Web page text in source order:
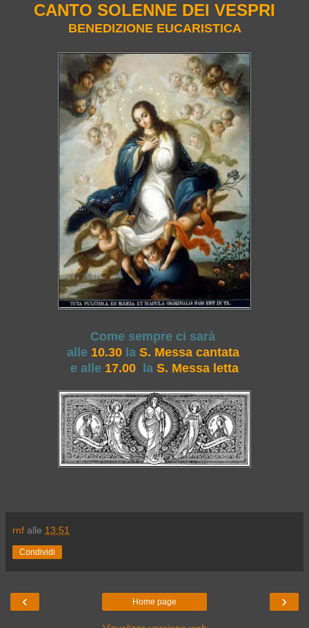
CANTO SOLENNE DEI VESPRI
BENEDIZIONE EUCARISTICA
Come sempre ci sarà
alle10.30 laS. Messa cantata
e alle 17.00 la S. Messa letta
rnf alle 13:51
Condividi
‹ ›
Home page